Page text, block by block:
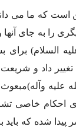
است كه ما مى
را به جاى آنها
السلام) براى
تغییر داد و
علیه
پیدا شده كه